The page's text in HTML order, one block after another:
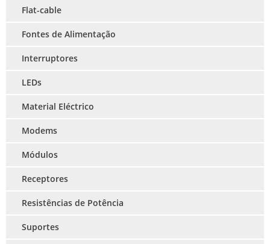
Flat-cable
Fontes de Alimentação
Interruptores
LEDs
Material Eléctrico
Modems
Módulos
Receptores
Resistências de Potência
Suportes